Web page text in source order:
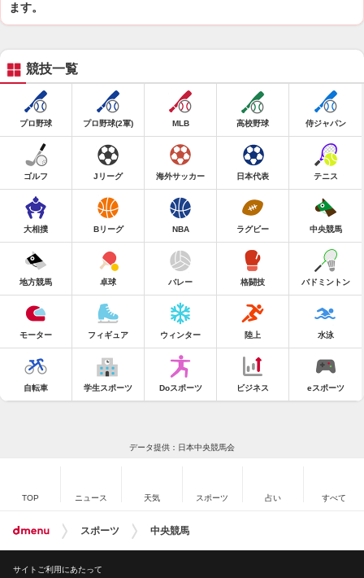
ます。
競技一覧
プロ野球 プロ野球(2軍) MLB 高校野球 侍ジャパン
ゴルフ Jリーグ 海外サッカー 日本代表 テニス
大相撲 Bリーグ NBA ラグビー 中央競馬
地方競馬 卓球 バレー 格闘技 バドミントン
モーター フィギュア ウィンター 陸上 水泳
自転車 学生スポーツ Doスポーツ ビジネス eスポーツ
データ提供：日本中央競馬会
TOP ニュース 天気 スポーツ 占い すべて
スポーツ 中央競馬
サイトご利用にあたって